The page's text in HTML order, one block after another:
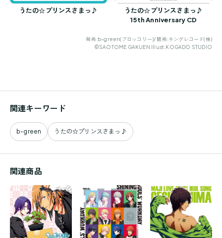
うたの☆プリンスさまっ♪
うたの☆プリンスさまっ♪
15th Anniversary CD
発売:b-green(ブロッコリー)/ 販売:キングレコード(株)
©SAOTOME GAKUEN Illust.KOGADO STUDIO
関連キーワード
b-green うたの☆プリンスさまっ♪
関連商品